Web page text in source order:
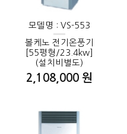
모델명 : VS-553
볼케노 전기온풍기
[55평형/23.4kw]
(설치비별도)
2,108,000 원